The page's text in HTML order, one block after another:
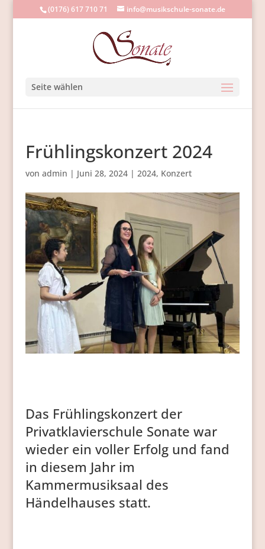
(0176) 617 710 71 info@musikschule-sonate.de
Seite wählen
Frühlingskonzert 2024
von admin | Juni 28, 2024| 2024, Konzert
Das Frühlingskonzert der
Privatklavierschule Sonate war
wieder ein voller Erfolg und fand
in diesem Jahr im
Kammermusiksaal des
Händelhauses statt.